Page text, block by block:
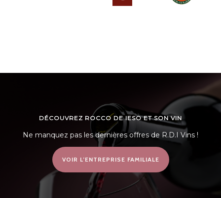
DÉCOUVREZ ROCCO DE IESO ET SON VIN
Ne manquez pas les dernières offres de R.D.I Vins !
VOIR L’ENTREPRISE FAMILIALE